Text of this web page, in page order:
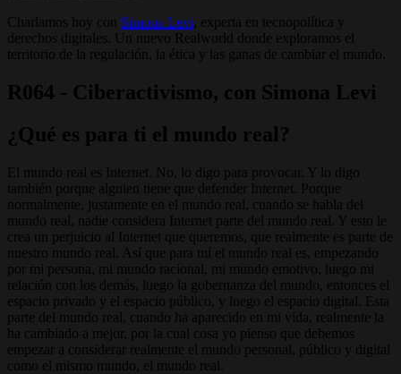
Charlamos hoy con Simona Levi , experta en tecnopolítica y
derechos digitales. Un nuevo Realworld donde exploramos el
territorio de la regulación, la ética y las ganas de cambiar el mundo.
R064 - Ciberactivismo, con Simona Levi
¿Qué es para ti el mundo real?
El mundo real es Internet. No, lo digo para provocar. Y lo digo
también porque alguien tiene que defender Internet. Porque
normalmente, justamente en el mundo real, cuando se habla del
mundo real, nadie considera Internet parte del mundo real. Y esto le
crea un perjuicio al Internet que queremos, que realmente es parte de
nuestro mundo real. Así que para mí el mundo real es, empezando
por mi persona, mi mundo racional, mi mundo emotivo, luego mi
relación con los demás, luego la gobernanza del mundo, entonces el
espacio privado y el espacio público, y luego el espacio digital. Esta
parte del mundo real, cuando ha aparecido en mi vida, realmente la
ha cambiado a mejor, por la cual cosa yo pienso que debemos
empezar a considerar realmente el mundo personal, público y digital
como el mismo mundo, el mundo real.